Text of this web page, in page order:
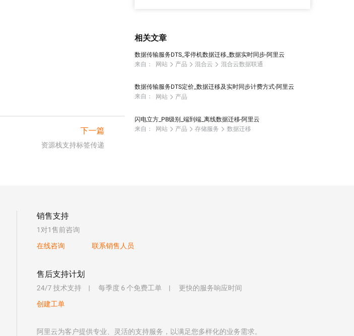
下一篇
资源栈支持标签传递
相关文章
数据传输服务DTS_零停机数据迁移_数据实时同步-阿里云
来自：
网站 产品 混合云 混合云数据联通
数据传输服务DTS定价_数据迁移及实时同步计费方式-阿里云
来自：
网站 产品
闪电立方_PB级别_端到端_离线数据迁移-阿里云
来自：
网站 产品 存储服务 数据迁移
销售支持
1对1售前咨询
在线咨询
联系销售人员
售后支持计划
24/7 技术支持 每季度 6 个免费工单
更快的服务响应时间
创建工单
阿里云为客户提供专业、灵活的支持服务，以满足您多样化的业务需求。